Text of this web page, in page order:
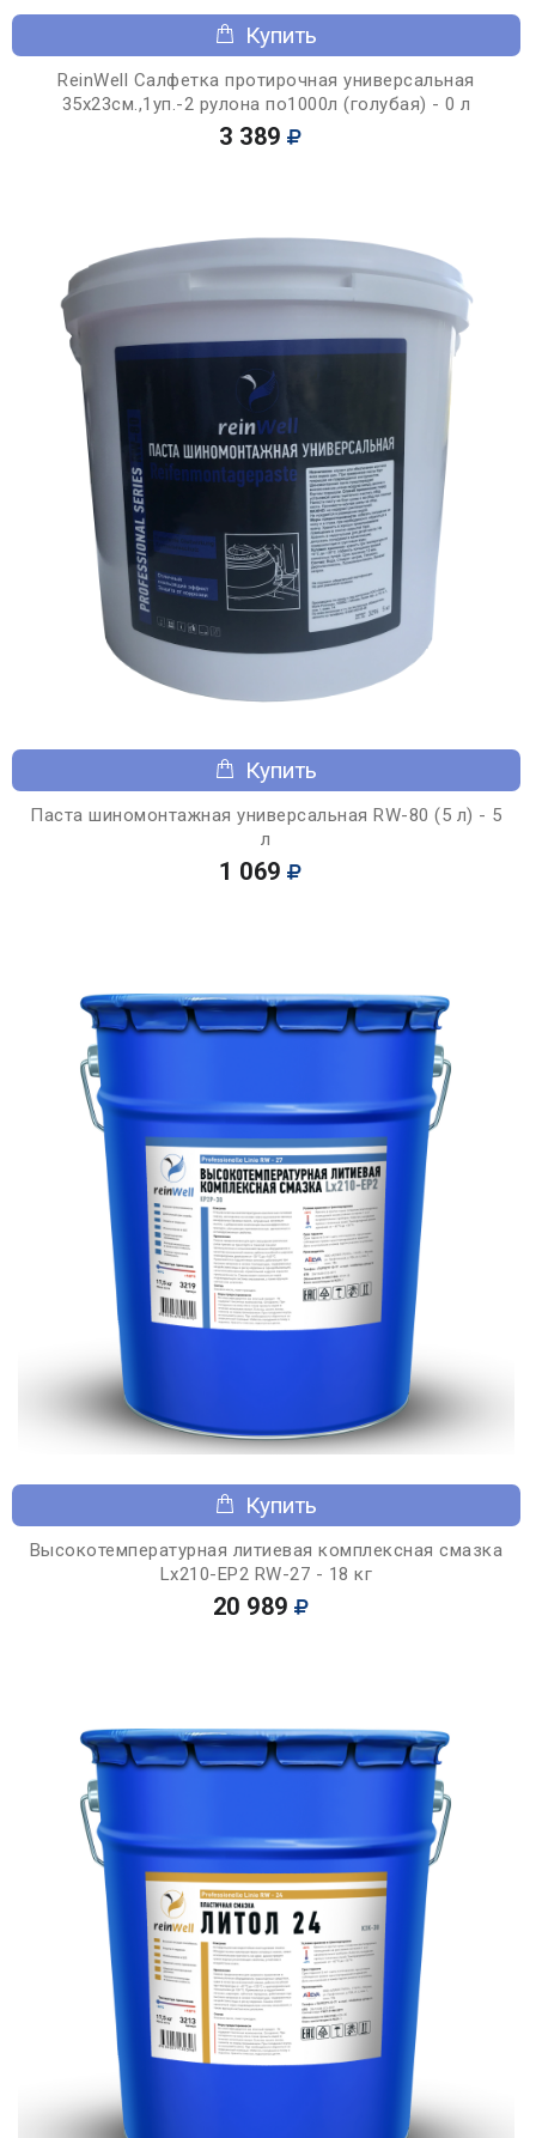
Купить
ReinWell Салфетка протирочная универсальная
35х23см.,1уп.-2 рулона по1000л (голубая) - 0 л
3 389
Купить
Паста шиномонтажная универсальная RW-80 (5 л) - 5
л
1 069
Купить
Высокотемпературная литиевая комплексная смазка
Lx210-EP2 RW-27 - 18 кг
20 989